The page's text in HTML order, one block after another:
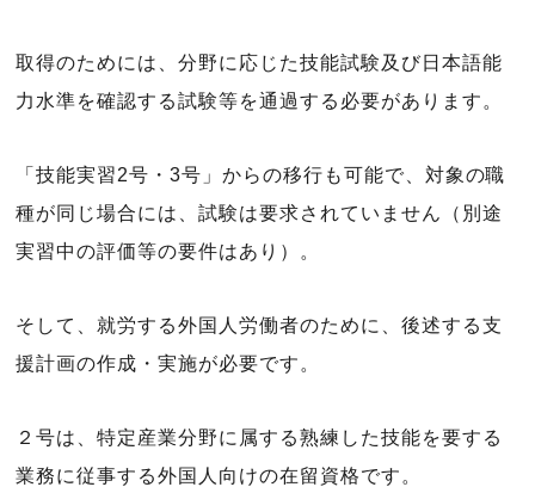
取得のためには、分野に応じた技能試験及び日本語能
力水準を確認する試験等を通過する必要があります。
「技能実習2号・3号」からの移行も可能で、対象の職
種が同じ場合には、試験は要求されていません（別途
実習中の評価等の要件はあり）。
そして、就労する外国人労働者のために、後述する支
援計画の作成・実施が必要です。
２号は、特定産業分野に属する熟練した技能を要する
業務に従事する外国人向けの在留資格です。